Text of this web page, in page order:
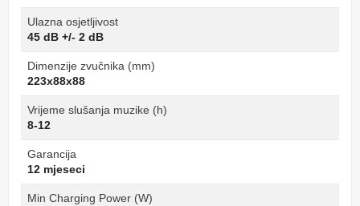
Ulazna osjetljivost
45 dB +/- 2 dB
Dimenzije zvučnika (mm)
223x88x88
Vrijeme slušanja muzike (h)
8-12
Garancija
12 mjeseci
Min Charging Power (W)